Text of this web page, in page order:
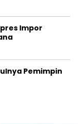
Impor
Pemimpin